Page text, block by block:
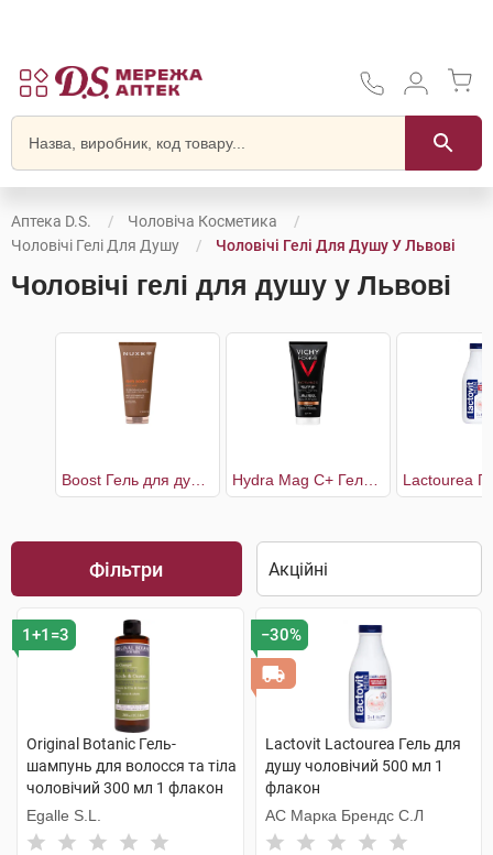
Аптека D.S.
Чоловіча Косметика
Чоловічі Гелі Для Душу
Чоловічі Гелі Для Душу У Львові
Чоловічі гелі для душу у Львові
Фільтри
1+1=3
Original Botanic Гель-
шампунь для волосся та тіла
чоловічий 300 мл 1 флакон
Egalle S.L.
−30%
Lactovit Lactourea Гель для
душу чоловічий 500 мл 1
флакон
АС Марка Брендс С.Л